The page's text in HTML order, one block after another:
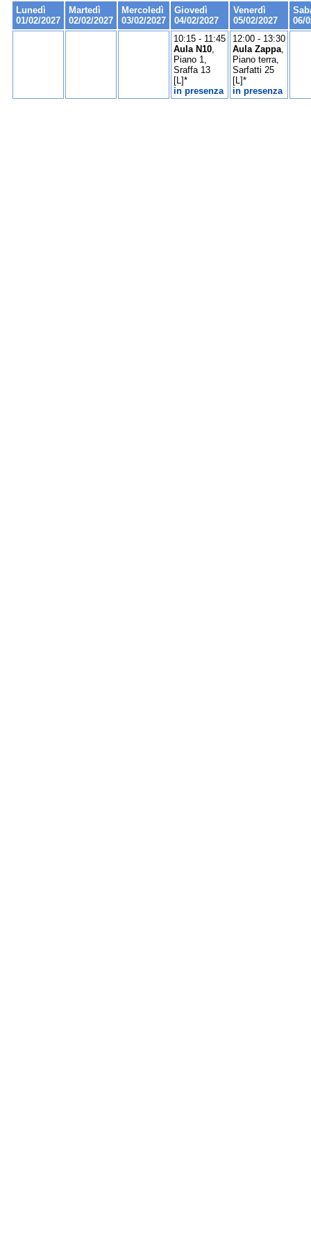
Lunedì
01/02/2027
Martedì
02/02/2027
Mercoledì
03/02/2027
Giovedì
04/02/2027
Venerdì
05/02/2027
06/
10:15 - 11:45
Aula N10,
Piano 1,
Sraffa 13
[L]*
in presenza
12:00 - 13:30
Aula Zappa,
Piano terra,
Sarfatti 25
[L]*
in presenza